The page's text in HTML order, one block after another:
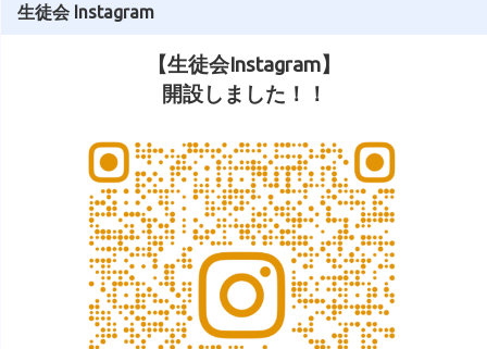
生徒会 Instagram
【生徒会Instagram】
開設しました！！